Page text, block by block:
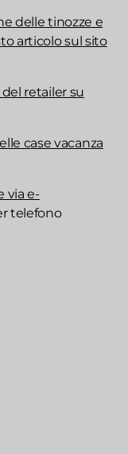
delle tinozze e
articolo sul sito
retailer su
case vacanza
via e-
telefono